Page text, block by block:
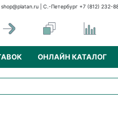
shop@platan.ru | С.-Петербург +7 (812) 232-
ОНЛАЙН КАТАЛОГ